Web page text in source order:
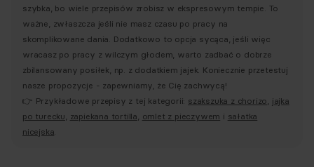
szybka, bo wiele przepisów zrobisz w ekspresowym tempie. To
ważne, zwłaszcza jeśli nie masz czasu po pracy na
skomplikowane dania. Dodatkowo to opcja sycąca, jeśli więc
wracasz po pracy z wilczym głodem, warto zadbać o dobrze
zbilansowany posiłek, np. z dodatkiem jajek. Koniecznie przetestuj
nasze propozycje - zapewniamy, że Cię zachwycą!
👉 Przykładowe przepisy z tej kategorii: szakszuka z chorizo, jajka
po turecku, zapiekana tortilla, omlet z pieczywem i sałatka
nicejska.